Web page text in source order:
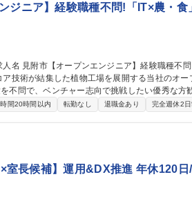
ジニア】経験職種不問!「IT×農・
内容などからこちらから提案させていただきます。 募集職種
間20時間以内 転勤なし 退職金あり 完全週休2日
×室長候補】運用&DX推進 年休120